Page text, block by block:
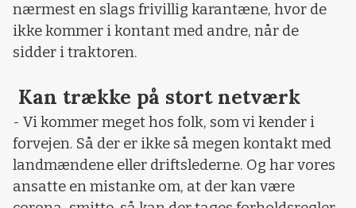
nærmest en slags frivillig karantæne, hvor de
ikke kommer i kontant med andre, når de
sidder i traktoren.
Kan trække på stort netværk
- Vi kommer meget hos folk, som vi kender i
forvejen. Så der er ikke så megen kontakt med
landmændene eller driftslederne. Og har vores
ansatte en mistanke om, at der kan være